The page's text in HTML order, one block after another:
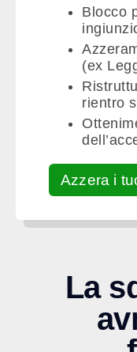
Blocco
(ex
rientro
La
Azzera i
La